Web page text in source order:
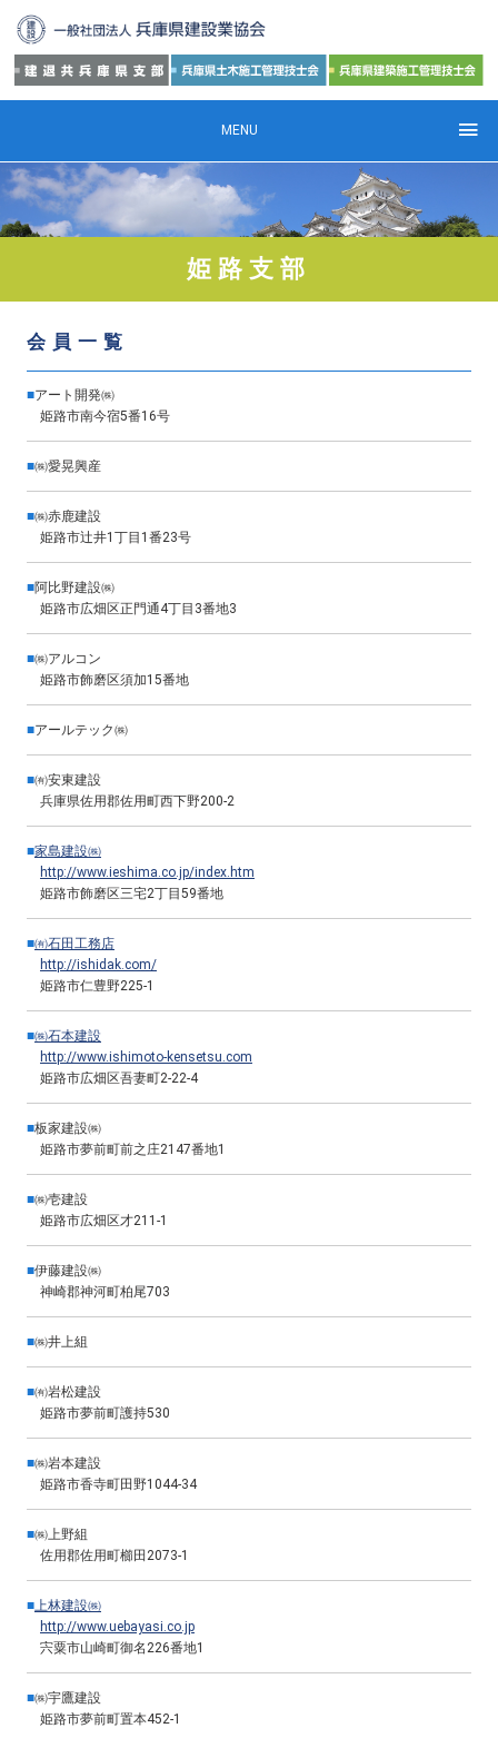
MENU
姫路支部
会員一覧
■アート開発㈱
姫路市南今宿5番16号
■㈱愛晃興産
■㈱赤鹿建設
姫路市辻井1丁目1番23号
■阿比野建設㈱
姫路市広畑区正門通4丁目3番地3
■㈱アルコン
姫路市飾磨区須加15番地
■アールテック㈱
■㈲安東建設
兵庫県佐用郡佐用町西下野200-2
■家島建設㈱
http://www.ieshima.co.jp/index.htm
姫路市飾磨区三宅2丁目59番地
■㈲石田工務店
http://ishidak.com/
姫路市仁豊野225-1
■㈱石本建設
http://www.ishimoto-kensetsu.com
姫路市広畑区吾妻町2-22-4
■板家建設㈱
姫路市夢前町前之庄2147番地1
■㈱壱建設
姫路市広畑区才211-1
■伊藤建設㈱
神崎郡神河町柏尾703
■㈱井上組
■㈲岩松建設
姫路市夢前町護持530
■㈱岩本建設
姫路市香寺町田野1044-34
■㈱上野組
佐用郡佐用町櫛田2073-1
■上林建設㈱
http://www.uebayasi.co.jp
宍粟市山崎町御名226番地1
■㈱宇鷹建設
姫路市夢前町置本452-1